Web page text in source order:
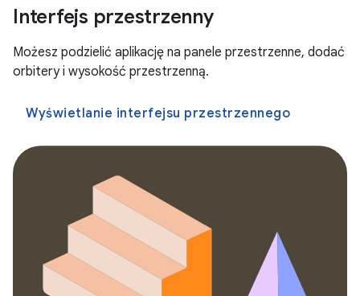
Interfejs przestrzenny
Możesz podzielić aplikację na panele przestrzenne, dodać
orbitery i wysokość przestrzenną.
Wyświetlanie interfejsu przestrzennego